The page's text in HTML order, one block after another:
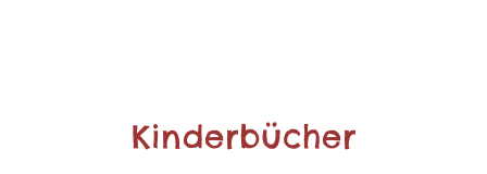
Kinderbücher